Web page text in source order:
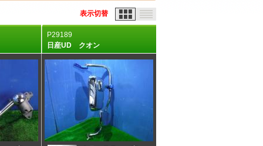
表示切替
P29189
日産UD クオン